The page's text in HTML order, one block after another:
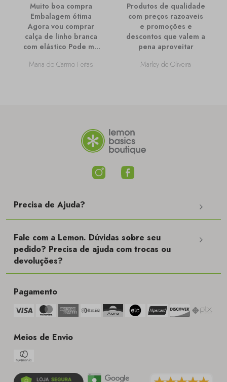
Muito boa compra
Embalagem ótima
Agora vou comprar
calça de linho branca
com elástico Pode me
informações sobre
Maria do Carmo Feitas
Produtos de qualidade
com preços razoaveis
e promoções e
descontos que valem a
pena aproveitar
Marley de Oliveira
Precisa de Ajuda?
Fale com a Lemon. Dúvidas sobre seu
pedido? Precisa de ajuda com trocas ou
devoluções?
Pagamento
Meios de Envio